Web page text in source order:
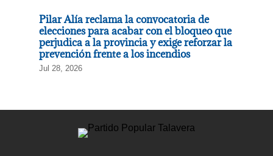
Pilar Alía reclama la convocatoria de
elecciones para acabar con el bloqueo que
perjudica a la provincia y exige reforzar la
prevención frente a los incendios
Jul 28, 2026